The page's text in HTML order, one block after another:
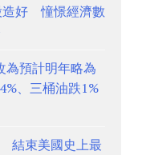
造好 憧憬經濟數
為預計明年略為
、三桶油跌1%
結束美國史上最